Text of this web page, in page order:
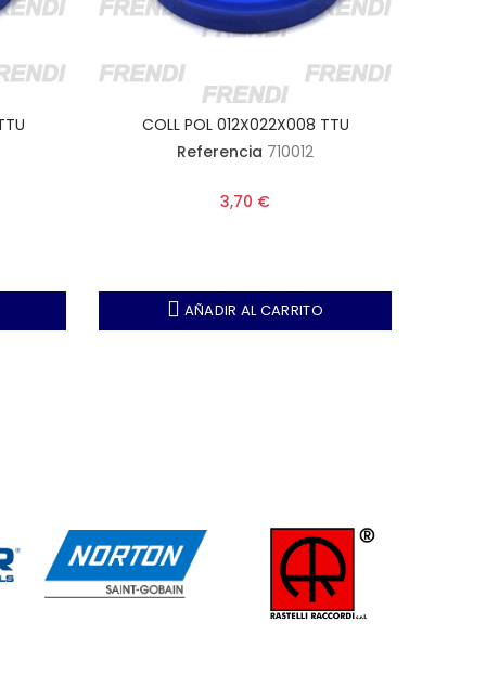
COLL POL 012X022X008 TTU
Referencia 710012
3,70 €
AÑADIR AL CARRITO